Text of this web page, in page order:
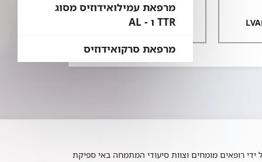
מרפאת עמילואידוזיס מסוג
TTR ו - AL
מרפאת סרקואידוזיס
שיקום לב
רופאים מומחים וצוות סיעודי המתמחה באי ספיקת